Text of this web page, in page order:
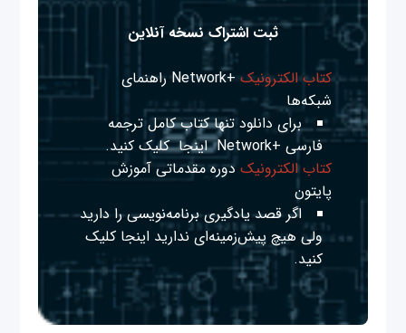
ثبت اشتراک نسخه آنلاین
کتاب الکترونیک
+Network راهنمای
شبکه‌ها
برای دانلود تنها کتاب کامل ترجمه
فارسی +Network
اینجا کلیک کنید.
کتاب الکترونیک دوره مقدماتی آموزش
پایتون
اگر قصد یادگیری برنامه‌نویسی را دارید
ولی هیچ پیش‌زمینه‌ای نداریداینجا کلیک
کنید.